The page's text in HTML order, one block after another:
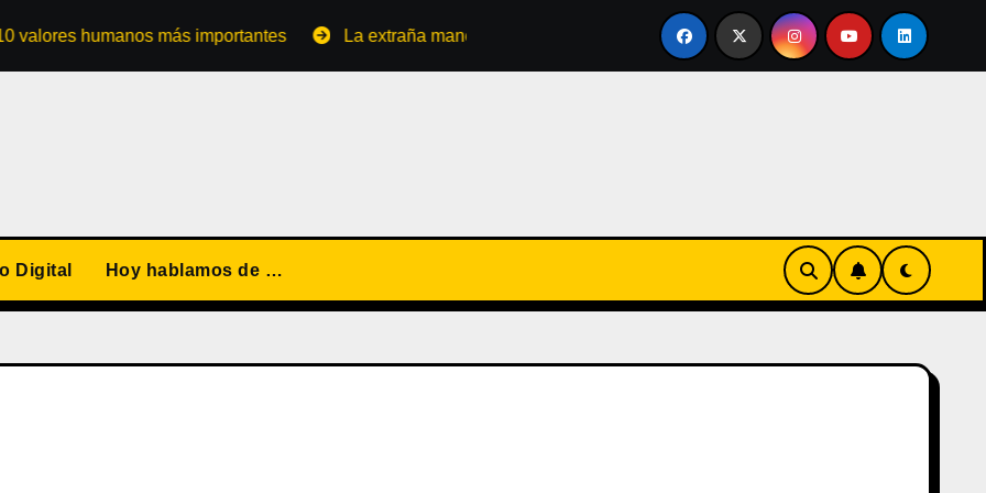
humanos más importantes La extraña manera de convertirse en familia El primer tour de la India Chiquitina
Digital Hoy hablamos de …